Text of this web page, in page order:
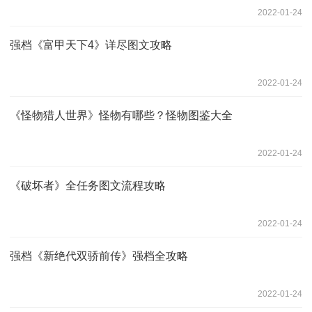
2022-01-24
强档《富甲天下4》详尽图文攻略
2022-01-24
《怪物猎人世界》怪物有哪些？怪物图鉴大全
2022-01-24
《破坏者》全任务图文流程攻略
2022-01-24
强档《新绝代双骄前传》强档全攻略
2022-01-24